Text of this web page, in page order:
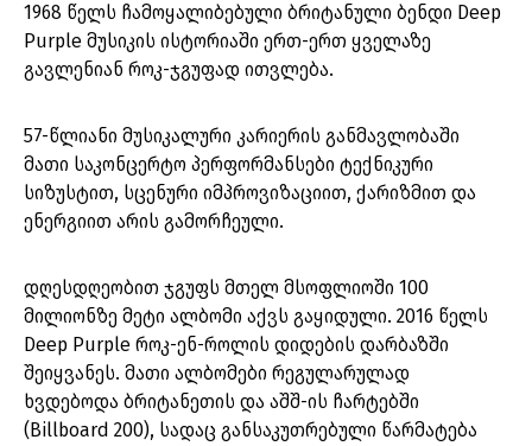
1968 წელს ჩამოყალიბებული ბრიტანული ბენდი Deep
Purple მუსიკის ისტორიაში ერთ-ერთ ყველაზე
გავლენიან როკ-ჯგუფად ითვლება.
57-წლიანი მუსიკალური კარიერის განმავლობაში
მათი საკონცერტო პერფორმანსები ტექნიკური
სიზუსტით, სცენური იმპროვიზაციით, ქარიზმით და
ენერგიით არის გამორჩეული.
დღესდღეობით ჯგუფს მთელ მსოფლიოში 100
მილიონზე მეტი ალბომი აქვს გაყიდული. 2016 წელს
Deep Purple როკ-ენ-როლის დიდების დარბაზში
შეიყვანეს. მათი ალბომები რეგულარულად
ხვდებოდა ბრიტანეთის და აშშ-ის ჩარტებში
(Billboard 200), სადაც განსაკუთრებული წარმატება